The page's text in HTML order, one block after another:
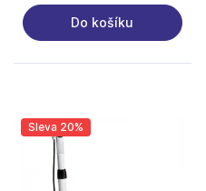
Do košíku
Sleva 20%